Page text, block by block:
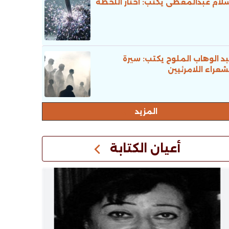
الوهاب الملوح يكتب: سيرة
اللامرئيين
المزيد
أعيان الكتابة